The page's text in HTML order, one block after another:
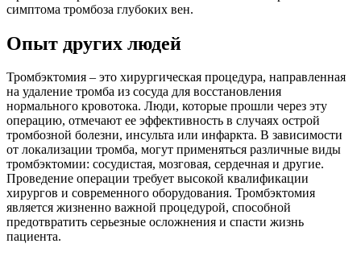
симптома тромбоза глубоких вен.
Опыт других людей
Тромбэктомия – это хирургическая процедура, направленная
на удаление тромба из сосуда для восстановления
нормального кровотока. Люди, которые прошли через эту
операцию, отмечают ее эффективность в случаях острой
тромбозной болезни, инсульта или инфаркта. В зависимости
от локализации тромба, могут применяться различные виды
тромбэктомии: сосудистая, мозговая, сердечная и другие.
Проведение операции требует высокой квалификации
хирургов и современного оборудования. Тромбэктомия
является жизненно важной процедурой, способной
предотвратить серьезные осложнения и спасти жизнь
пациента.